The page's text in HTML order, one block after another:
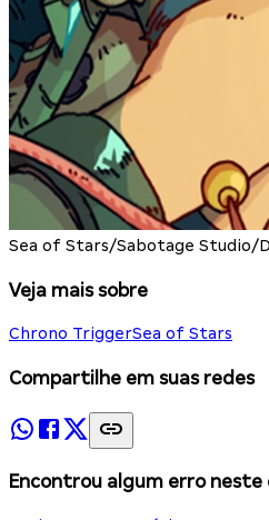
Sea of Stars/Sabotage Studio/
Veja mais sobre
Chrono TriggerSea of Stars
Compartilhe em suas redes
Encontrou algum erro